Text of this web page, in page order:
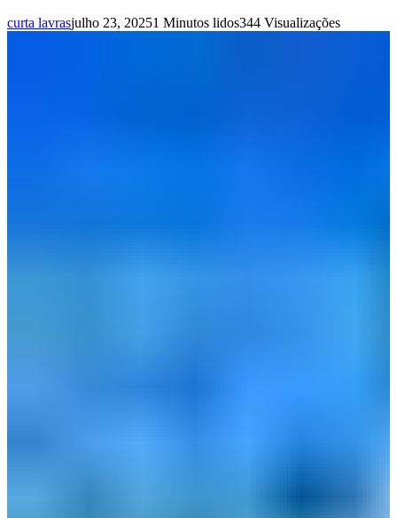
curta lavrasjulho 23, 20251 Minutos lidos344 Visualizações